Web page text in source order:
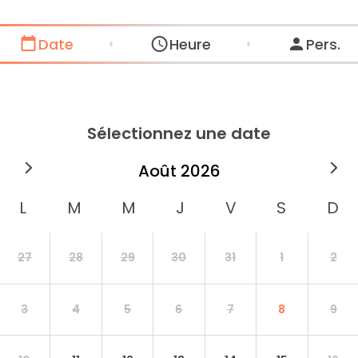
Date Heure Pers.
Sélectionnez une date
août 2026
27 28 29 30 31 1 2
3 4 5 6 7 8 9